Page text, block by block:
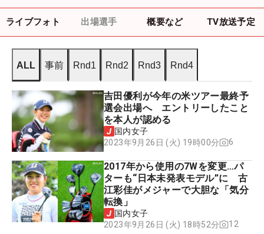
ライブフォト 出場選手 概要など TV放送予定
ALL 事前 Rnd1 Rnd2 Rnd3 Rnd4
吉田優利が今年の米ツアー最終予
選会出場へ エントリーしたこと
を本人が認める
国内女子
2023年9月26日 (火) 19時00分
6
2017年から使用の7Wを変更…パ
ターも“日本未発表モデル”に 古
江彩佳がメジャーで大胆な「気分
転換」
国内女子
2023年9月26日 (火) 18時52分
12